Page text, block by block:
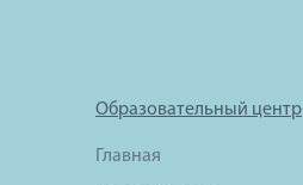
Образовательный центр
Главная